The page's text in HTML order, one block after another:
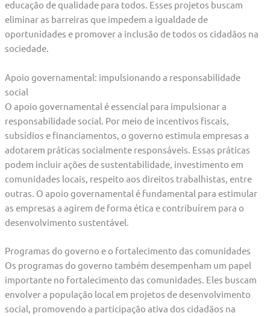
educação de qualidade para todos. Esses projetos buscam
eliminar as barreiras que impedem a igualdade de
oportunidades e promover a inclusão de todos os cidadãos na
sociedade.
Apoio governamental: impulsionando a responsabilidade
social
O apoio governamental é essencial para impulsionar a
responsabilidade social. Por meio de incentivos fiscais,
subsídios e financiamentos, o governo estimula empresas a
adotarem práticas socialmente responsáveis. Essas práticas
podem incluir ações de sustentabilidade, investimento em
comunidades locais, respeito aos direitos trabalhistas, entre
outras. O apoio governamental é fundamental para estimular
as empresas a agirem de forma ética e contribuírem para o
desenvolvimento sustentável.
Programas do governo e o fortalecimento das comunidades
Os programas do governo também desempenham um papel
importante no fortalecimento das comunidades. Eles buscam
envolver a população local em projetos de desenvolvimento
social, promovendo a participação ativa dos cidadãos na